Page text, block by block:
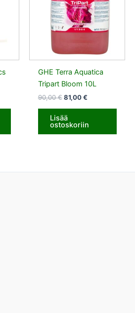
GHE Terra Aquatica
Tripart Bloom 10L
90,00€ 81,00€
Lisää
ostoskoriin